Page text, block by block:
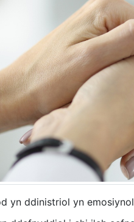
yn ddinistriol yn